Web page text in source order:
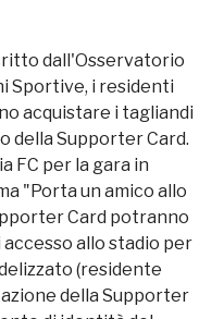
dall'Osservatorio
Sportive, i residenti
acquistare i tagliandi
della Supporter Card.
FC per la gara in
"Porta un amico allo
Card potranno
allo stadio per
(residente
della Supporter